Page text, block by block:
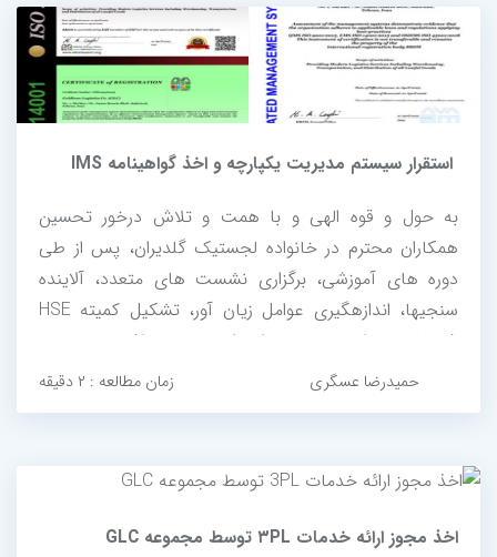
استقرار سیستم مدیریت یکپارچه و اخذ گواهینامه IMS
به حول و قوه الهی و با همت و تلاش درخور تحسین
همکاران محترم در خانواده لجستیک گلدیران، پس از طی
دوره های آموزشی، برگزاری نشست های متعدد، آلاینده
سنجی­ها، اندازه­گیری عوامل زیان آور، تشکیل کمیته HSE
شناسایی و ارزیابی مخاطرات ایمنی و بهداشتی در زمینه
الزامات سیستم مدیریت ایمنی و بهداشت استاندارد بین
حمیدرضا عسگری زمان مطالعه : ۲ دقیقه
اخذ مجوز ارائه خدمات ۳PL توسط مجموعه GLC